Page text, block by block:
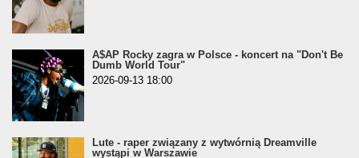
A$AP Rocky zagra w Polsce - koncert na "Don't Be
Dumb World Tour"
2026-09-13 18:00
Lute - raper związany z wytwórnią Dreamville
wystąpi w Warszawie